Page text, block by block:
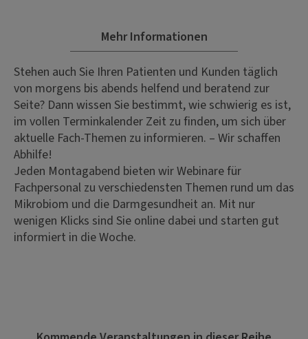
Mehr Informationen
Stehen auch Sie Ihren Patienten und Kunden täglich
von morgens bis abends helfend und beratend zur
Seite? Dann wissen Sie bestimmt, wie schwierig es ist,
im vollen Terminkalender Zeit zu finden, um sich über
aktuelle Fach-Themen zu informieren. – Wir schaffen
Abhilfe!
Jeden Montagabend bieten wir Webinare für
Fachpersonal zu verschiedensten Themen rund um das
Mikrobiom und die Darmgesundheit an. Mit nur
wenigen Klicks sind Sie online dabei und starten gut
informiert in die Woche.